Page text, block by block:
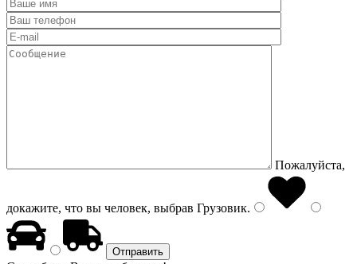
Пожалуйста,
докажите, что вы человек, выбрав Грузовик.